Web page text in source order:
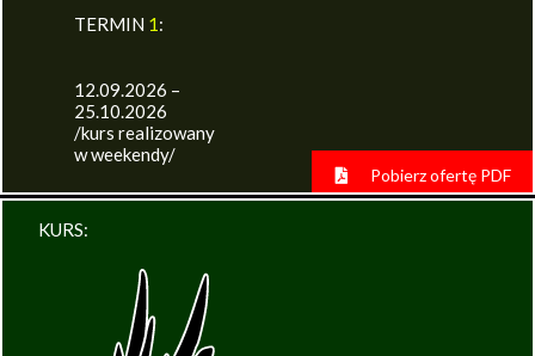
TERMIN 1:
12.09.2026 –
25.10.2026
/kurs realizowany
w weekendy/
Pobierz ofertę PDF
KURS: